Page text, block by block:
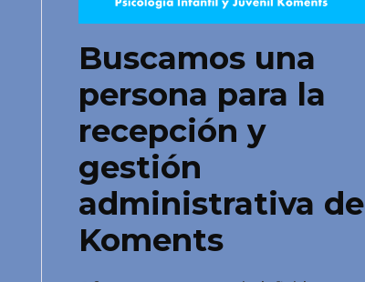
Buscamos una
persona para la
recepción y
gestión
administrativa de
Koments